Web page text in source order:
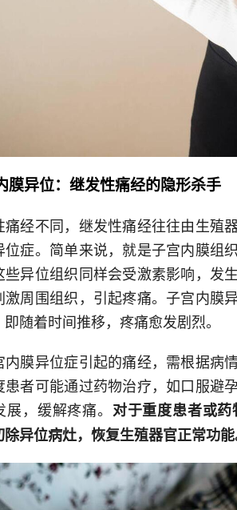
膜异位：继发性痛经的隐形杀手
痛经不同，继发性痛经往往由生殖
位症。简单来说，就是子宫内膜组
些异位组织同样会受激素影响，发
激周围组织，引起疼痛。子宫内膜
随着时间推移，疼痛愈发剧烈。
内膜异位症引起的痛经，需根据病
患者可能通过药物治疗，如口服避
，缓解疼痛。 对于重度患者或
异位病灶，恢复生殖器官正常功能